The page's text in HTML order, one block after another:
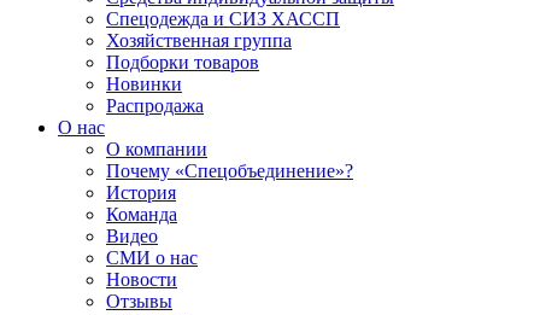
Спецодежда и СИЗ ХАССП
Хозяйственная группа
Подборки товаров
Новинки
Распродажа
О нас
О компании
Почему «Спецобъединение»?
История
Команда
Видео
СМИ о нас
Новости
Отзывы